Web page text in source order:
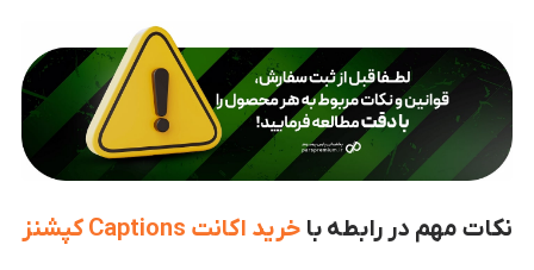
نکات مهم در رابطه با خرید اکانت Captions کپشنز